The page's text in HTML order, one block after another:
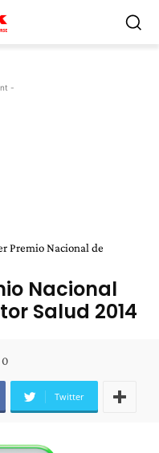
-
Premio Nacional de
Nacional
Salud 2014
0
Twitter